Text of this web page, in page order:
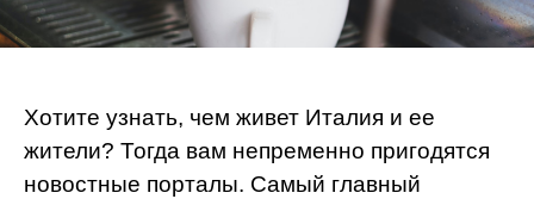
Хотите узнать, чем живет Италия и ее
жители? Тогда вам непременно пригодятся
новостные порталы. Самый главный